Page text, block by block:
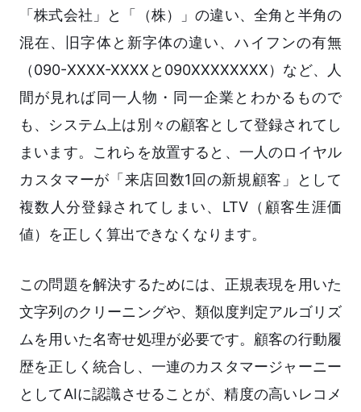
「株式会社」と「（株）」の違い、全角と半角の
混在、旧字体と新字体の違い、ハイフンの有無
（090-XXXX-XXXXと090XXXXXXXX）など、人
間が見れば同一人物・同一企業とわかるもので
も、システム上は別々の顧客として登録されてし
まいます。これらを放置すると、一人のロイヤル
カスタマーが「来店回数1回の新規顧客」として
複数人分登録されてしまい、LTV（顧客生涯価
値）を正しく算出できなくなります。
この問題を解決するためには、正規表現を用いた
文字列のクリーニングや、類似度判定アルゴリズ
ムを用いた名寄せ処理が必要です。顧客の行動履
歴を正しく統合し、一連のカスタマージャーニー
としてAIに認識させることが、精度の高いレコメ